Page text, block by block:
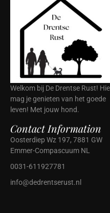
Welkom bij De Drentse Rust!
mag je genieten van het goede
leven! Met jouw hond.
Contact Information
Oosterdiep Wz 197, 7881 GW
Emmer-Compascuum NL
0031-611927781
info@dedrentserust.nl